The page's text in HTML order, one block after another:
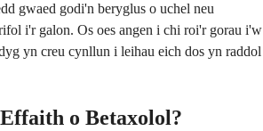
gwaed godi'n beryglus o uchel neu
i'r galon. Os oes angen i chi roi'r gorau i'w
yn creu cynllun i leihau eich dos yn raddol
o Betaxolol?